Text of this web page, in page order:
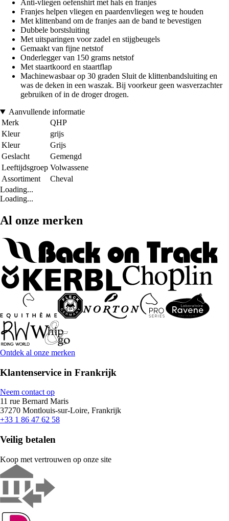
Anti-vliegen oefenshirt met hals en franjes
Franjes helpen vliegen en paardenvliegen weg te houden
Met klittenband om de franjes aan de band te bevestigen
Dubbele borstsluiting
Met uitsparingen voor zadel en stijgbeugels
Gemaakt van fijne netstof
Onderlegger van 150 grams netstof
Met staartkoord en staartflap
Machinewasbaar op 30 graden Sluit de klittenbandsluiting en
was de deken in een waszak. Bij voorkeur geen wasverzachter
gebruiken of in de droger drogen.
Aanvullende informatie
Merk
QHP
Kleur
grijs
Kleur
Grijs
Geslacht
Gemengd
Leeftijdsgroep Volwassene
Assortiment
Cheval
Loading...
Loading...
Al onze merken
Ontdek al onze merken
Klantenservice in Frankrijk
Neem contact op
11 rue Bernard Maris
37270 Montlouis-sur-Loire, Frankrijk
+33 1 86 47 62 58
Veilig betalen
Koop met vertrouwen op onze site